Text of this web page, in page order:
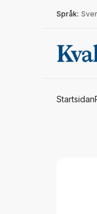
Språk:
Startsidan